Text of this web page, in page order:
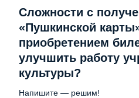
Сложности с
«Пушкинской
приобретением
улучшить работу
культуры?
Напишите — решим!